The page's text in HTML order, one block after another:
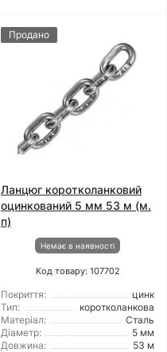
Продано
Ланцюг коротколанковий
оцинкований 5 мм 53 м (м.
п)
Немає в наявності
Код товару: 107702
Покриття:
цинк
Тип:
коротколанкова
Матеріал:
Сталь
Діаметр:
5 мм
Довжина:
53 м